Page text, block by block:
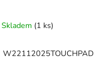
Skladem (1 ks)
W22112025TOUCHPAD